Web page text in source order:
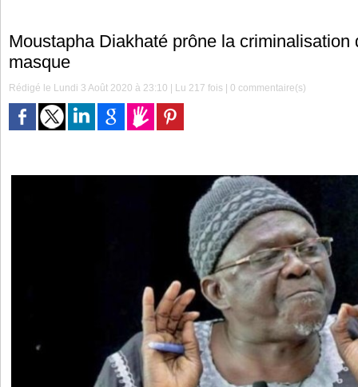
Moustapha Diakhaté prône la criminalisation
masque
Rédigé le Lundi 3 Août 2020 à 23:10 | Lu 217 fois |0 commentaire(s)